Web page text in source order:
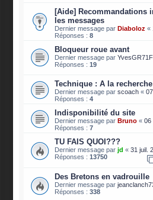
[Aide] Recommandations
les messages
Dernier message parDiaboloz «
Réponses :8
Bloqueur roue avant
Dernier message parYvesGR71F
Réponses :19
Technique : A la
Dernier message parscoach «
Réponses :4
Indisponibilité du site
Dernier message par Bruno «06
Réponses :7
TU FAIS QUOI???
Dernier message parjd «31 juil.
Réponses :13750
Des Bretons en vadrouille
Dernier message par
Réponses :338